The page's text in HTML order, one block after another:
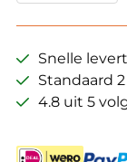
baitboat
bag
aantal
Snelle
Standaard
4.8 uit 5